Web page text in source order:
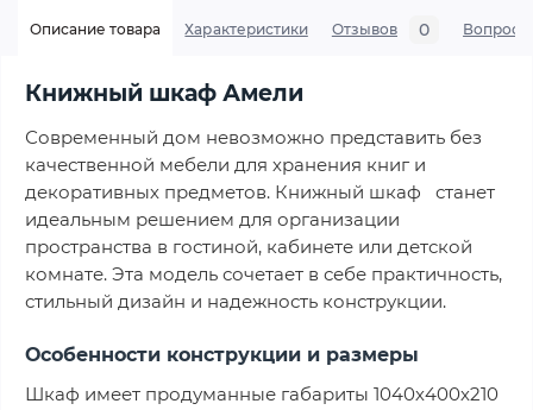
Описание товара Характеристики Отзывов 0 Вопросы
Книжный шкаф Амели
Современный дом невозможно представить без
качественной мебели для хранения книг и
декоративных предметов. Книжный шкаф станет
идеальным решением для организации
пространства в гостиной, кабинете или детской
комнате. Эта модель сочетает в себе практичность,
стильный дизайн и надежность конструкции.
Особенности конструкции и размеры
Шкаф имеет продуманные габариты 1040х400х210